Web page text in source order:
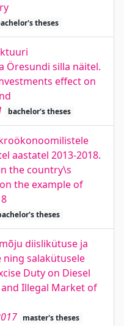
theses
Öresundi silla näitel.
effect on
bachelor's theses
aastatel 2013-2018.
the country\s
the example of
theses
diislikütuse ja
salakütusele
Duty on Diesel
Illegal Market of
master's theses